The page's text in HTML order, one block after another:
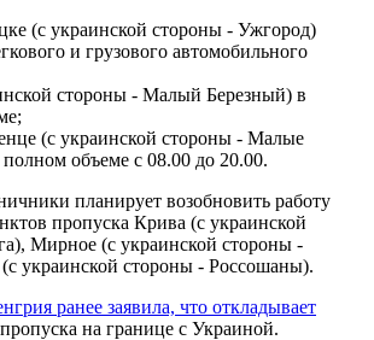
(с украинской стороны - Ужгород)
и грузового автомобильного
стороны - Малый Березный) в
(с украинской стороны - Малые
объеме с 08.00 до 20.00.
планирует возобновить работу
пропуска Крива (с украинской
Мирное (с украинской стороны -
украинской стороны - Россошаны).
ранее заявила, что откладывает
на границе с Украиной.